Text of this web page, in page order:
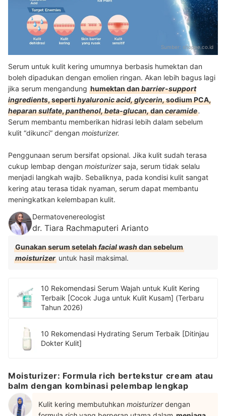
Sumber: shopee.co.id
Serum untuk kulit kering umumnya berbasis humektan dan
boleh dipadukan dengan emolien ringan. Akan lebih bagus lagi
jika serum mengandung humektan danbarrier-support
ingredients, sepertihyaluronic acid, glycerin,sodium PCA,
heparan sulfate,panthenol, beta-glucan,danceramide.
Serum membantu memberikan hidrasi lebih dalam sebelum
kulit “dikunci” dengan moisturizer.
Penggunaan serum bersifat opsional. Jika kulit sudah terasa
cukup lembap dengan moisturizersaja, serum tidak selalu
menjadi langkah wajib. Sebaliknya, pada kondisi kulit sangat
kering atau terasa tidak nyaman, serum dapat membantu
meningkatkan kelembapan kulit.
Dermatovenereologist
dr. Tiara Rachmaputeri Arianto
Gunakan serum setelahfacial washdan sebelum
moisturizer untuk hasil maksimal.
10 Rekomendasi Serum Wajah untuk Kulit Kering
Terbaik [Cocok Juga untuk Kulit Kusam] (Terbaru
Tahun 2026)
10 Rekomendasi Hydrating Serum Terbaik [Ditinjau
Dokter Kulit]
Moisturizer: Formula rich bertekstur cream atau
balm dengan kombinasi pelembap lengkap
Kulit kering membutuhkan moisturizerdengan